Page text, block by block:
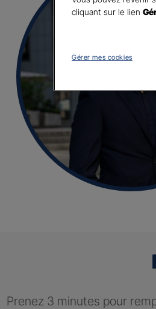
Prenez 3 minutes pour
cliquant sur le lien
Gérer mes cookies